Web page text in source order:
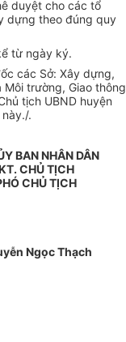
duyệt cho các tổ
dựng theo đúng quy
từ ngày ký.
các Sở: Xây dựng,
Môi trường, Giao thông
tịch UBND huyện
.
BAN NHÂN DÂN
CHỦ TỊCH
CHỦ TỊCH
Ngọc Thạch